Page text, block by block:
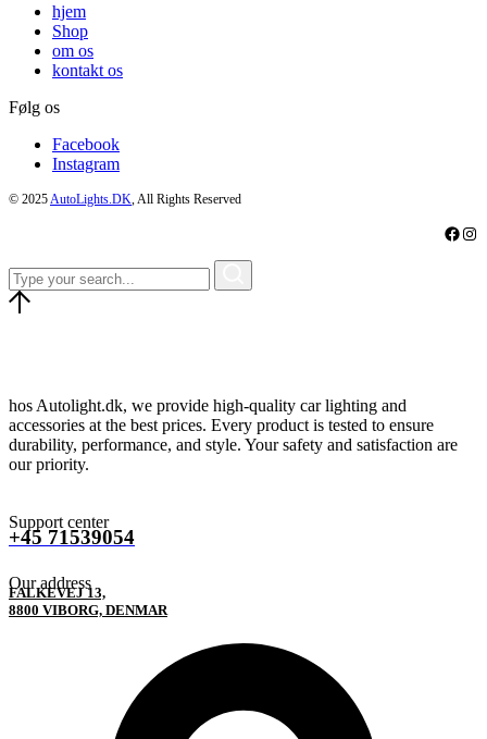
hjem
Shop
om os
kontakt os
Følg os
Facebook
Instagram
© 2025AutoLights.DK, All Rights Reserved
hos Autolight.dk, we provide high-quality car lighting and
accessories at the best prices. Every product is tested to ensure
durability, performance, and style. Your safety and satisfaction are
our priority.
Support center
+45 71539054
Our address
FALKEVEJ 13,
8800 VIBORG, DENMAR